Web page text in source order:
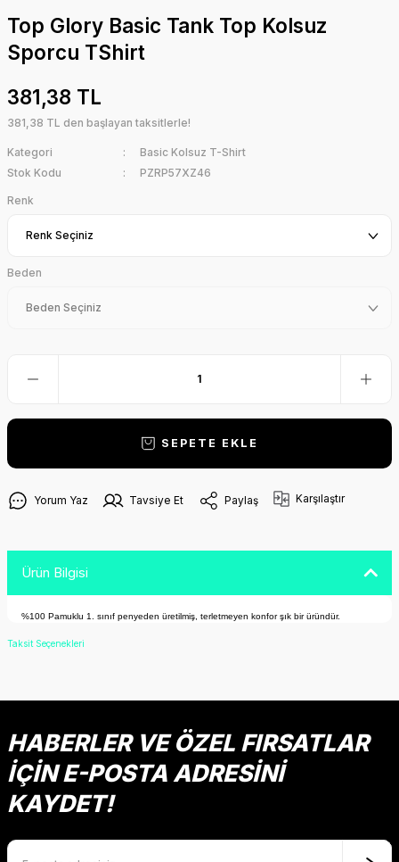
Top Glory Basic Tank Top Kolsuz
Sporcu TShirt
381,38 TL
381,38 TL den başlayan taksitlerle!
Kategori
Basic Kolsuz T-Shirt
Stok Kodu
PZRP57XZ46
Renk
Beden
SEPETE EKLE
Yorum Yaz Tavsiye Et Paylaş Karşılaştır
Ürün Bilgisi
%100 Pamuklu 1. sınıf penyeden üretilmiş, terletmeyen konfor şık bir üründür.
Taksit Seçenekleri
HABERLER VE ÖZEL FIRSATLAR
İÇİN E-POSTA ADRESİNİ
KAYDET!